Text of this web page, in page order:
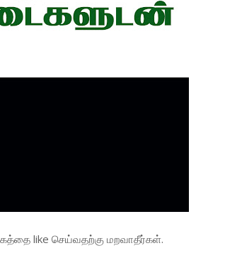
like செய்வதற்கு மறவாதீர்கள்.